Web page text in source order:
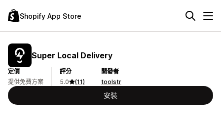
Shopify App Store
Super Local Delivery
定價
提供免費方案
評分
5.0
(11)
開發者
toolstr
安裝